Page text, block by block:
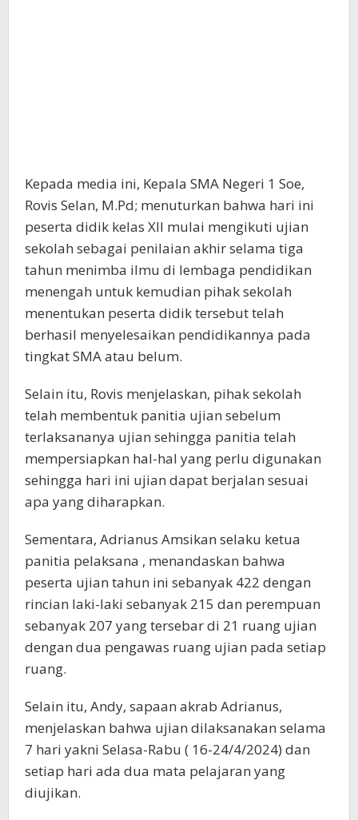
Kepada media ini, Kepala SMA Negeri 1 Soe,
Rovis Selan, M.Pd; menuturkan bahwa hari ini
peserta didik kelas XII mulai mengikuti ujian
sekolah sebagai penilaian akhir selama tiga
tahun menimba ilmu di lembaga pendidikan
menengah untuk kemudian pihak sekolah
menentukan peserta didik tersebut telah
berhasil menyelesaikan pendidikannya pada
tingkat SMA atau belum.
Selain itu, Rovis menjelaskan, pihak sekolah
telah membentuk panitia ujian sebelum
terlaksananya ujian sehingga panitia telah
mempersiapkan hal-hal yang perlu digunakan
sehingga hari ini ujian dapat berjalan sesuai
apa yang diharapkan.
Sementara, Adrianus Amsikan selaku ketua
panitia pelaksana , menandaskan bahwa
peserta ujian tahun ini sebanyak 422 dengan
rincian laki-laki sebanyak 215 dan perempuan
sebanyak 207 yang tersebar di 21 ruang ujian
dengan dua pengawas ruang ujian pada setiap
ruang.
Selain itu, Andy, sapaan akrab Adrianus,
menjelaskan bahwa ujian dilaksanakan selama
7 hari yakni Selasa-Rabu ( 16-24/4/2024) dan
setiap hari ada dua mata pelajaran yang
diujikan.